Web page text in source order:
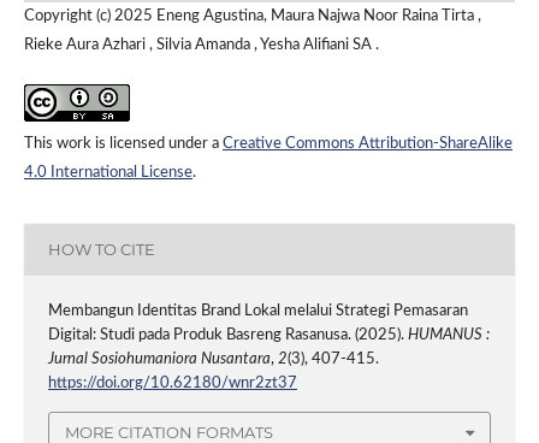
Copyright (c) 2025 Eneng Agustina, Maura Najwa Noor Raina Tirta ,
Rieke Aura Azhari , Silvia Amanda , Yesha Alifiani SA .
This work is licensed under a Creative Commons Attribution-ShareAlike
4.0 International License.
HOW TO CITE
Membangun Identitas Brand Lokal melalui Strategi Pemasaran
Digital: Studi pada Produk Basreng Rasanusa. (2025). HUMANUS :
Jurnal Sosiohumaniora Nusantara, 2(3), 407-415.
https://doi.org/10.62180/wnr2zt37
MORE CITATION FORMATS